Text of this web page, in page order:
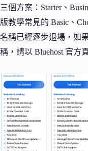
三個方案：Starter、
版教學常見的 Basic、
名稱已經逐步退場，如
稱，請以 Bluehost 官方